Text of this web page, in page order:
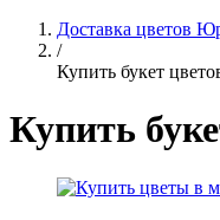
Доставка цветов
/
Купить букет
Купить